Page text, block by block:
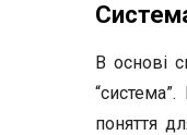
В основі
поняття